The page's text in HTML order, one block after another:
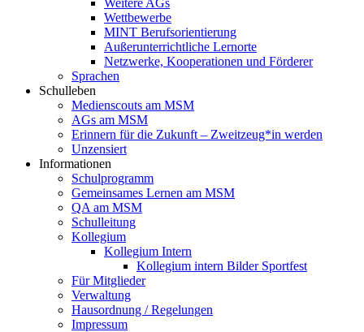
Wettbewerbe
MINT Berufsorientierung
Außerunterrichtliche Lernorte
Netzwerke, Kooperationen und Förderer
Sprachen
Schulleben
Medienscouts am MSM
AGs am MSM
Erinnern für die Zukunft – Zweitzeug*in werden
Unzensiert
Informationen
Schulprogramm
Gemeinsames Lernen am MSM
QA am MSM
Schulleitung
Kollegium
Kollegium Intern
Kollegium intern Bilder Sportfest
Für Mitglieder
Verwaltung
Hausordnung / Regelungen
Impressum